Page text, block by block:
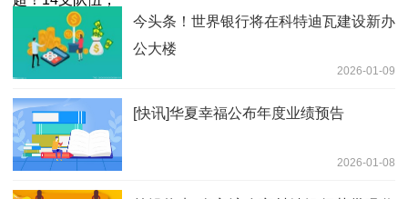
今头条！世界银行将在科特迪瓦建设新办
公大楼
2026-01-09
[快讯]华夏幸福公布年度业绩预告
2026-01-08